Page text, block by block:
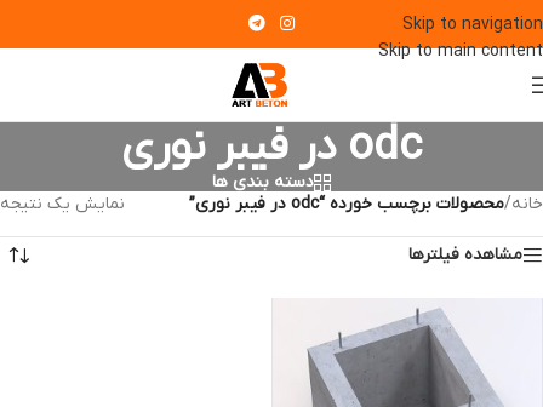
Skip to navigation
Skip to main content
odc در فیبر نوری
دسته بندی ها
خانه/محصولات برچسب خورده “odc در فیبر نوری” نمایش یک نتیجه
مشاهده فیلترها